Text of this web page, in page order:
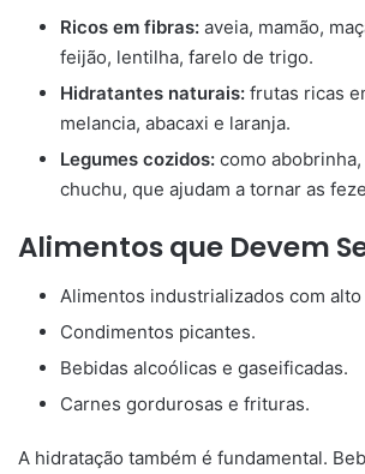
Ricos em fibras: aveia, mamão,
feijão, lentilha, farelo de trigo.
Hidratantes naturais: frutas ricas
melancia, abacaxi e laranja.
Legumes cozidos: como
chuchu, que ajudam a tornar as
Alimentos que Devem
Alimentos industrializados com
Condimentos picantes.
Bebidas alcoólicas e gaseificadas.
Carnes gordurosas e frituras.
A hidratação também é fundamental.